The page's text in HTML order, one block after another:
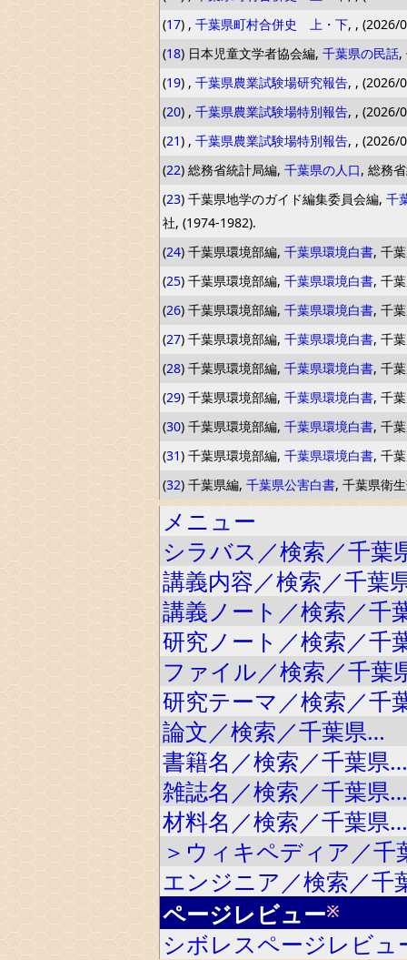
(17) , 千葉県町村合併史 上・下, , (2026/
(18) 日本児童文学者協会編, 千葉県の民話,
(19) , 千葉県農業試験場研究報告, , (2026/
(20) , 千葉県農業試験場特別報告, , (2026/
(21) , 千葉県農業試験場特別報告, , (2026/
(22) 総務省統計局編, 千葉県の人口, 総務
(23) 千葉県地学のガイド編集委員会編, 千
社, (1974-1982).
(24) 千葉県環境部編, 千葉県環境白書, 千
(25) 千葉県環境部編, 千葉県環境白書, 千
(26) 千葉県環境部編, 千葉県環境白書, 千
(27) 千葉県環境部編, 千葉県環境白書, 千
(28) 千葉県環境部編, 千葉県環境白書, 千
(29) 千葉県環境部編, 千葉県環境白書, 千
(30) 千葉県環境部編, 千葉県環境白書, 千
(31) 千葉県環境部編, 千葉県環境白書, 千
(32) 千葉県編, 千葉県公害白書, 千葉県衛
メニュー
シラバス／検索／千葉
講義内容／検索／千葉
講義ノート／検索／千
研究ノート／検索／千
ファイル／検索／千葉
研究テーマ／検索／千
論文／検索／千葉県…
書籍名／検索／千葉県…
雑誌名／検索／千葉県…
材料名／検索／千葉県…
＞ウィキペディア／
エンジニア／検索／千
ページレビュー※
シボレスページレビ